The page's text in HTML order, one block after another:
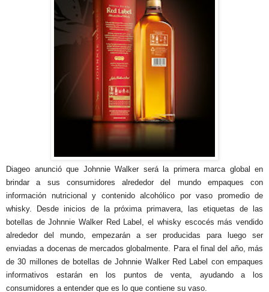
Diageo anunció que Johnnie Walker será la primera marca global en
brindar a sus consumidores alrededor del mundo empaques con
información nutricional y contenido alcohólico por vaso promedio de
whisky. Desde inicios de la próxima primavera, las etiquetas de las
botellas de Johnnie Walker Red Label, el whisky escocés más vendido
alrededor del mundo, empezarán a ser producidas para luego ser
enviadas a docenas de mercados globalmente. Para el final del año, más
de 30 millones de botellas de Johnnie Walker Red Label con empaques
informativos estarán en los puntos de venta, ayudando a los
consumidores a entender que es lo que contiene su vaso.